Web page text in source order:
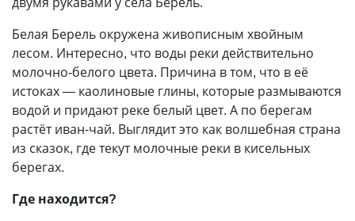
Белая Берель окружена живописным хвойным
лесом. Интересно, что воды реки действительно
молочно-белого цвета. Причина в том, что в её
истоках — каолиновые глины, которые размываются
водой и придают реке белый цвет. А по берегам
растёт иван-чай. Выглядит это как волшебная страна
из сказок, где текут молочные реки в кисельных
берегах.
Где находится?